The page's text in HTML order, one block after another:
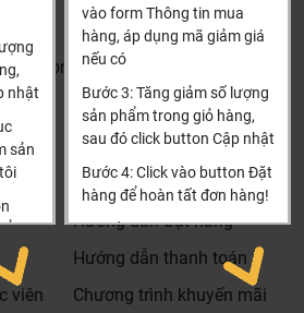
để hỗ trợ khách hàng chọn sản
hợp cũng như đưa ra các lời
nhật
sản
vào form Thông tin mua
hàng, áp dụng mã giảm giá
nếu có
Bước 3: Tăng giảm số lượng
sản phẩm trong giỏ hàng,
sau đó click button Cập nhật
Bước 4: Click vào button Đặt
hàng để hoàn tất đơn hàng!
Xin cảm ơn khách hàng!!!
viên
Thông tin thêm
Hướng dẫn mua hàng
Hướng dẫn đặt hàng
Hướng dẫn thanh toán
Chương trình khuyến mãi